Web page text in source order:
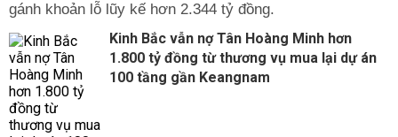
gánh khoản lỗ lũy kế hơn 2.344 tỷ đồng.
Kinh Bắc vẫn nợ Tân Hoàng Minh hơn
1.800 tỷ đồng từ thương vụ mua lại dự án
100 tầng gần Keangnam